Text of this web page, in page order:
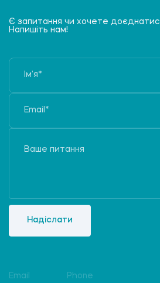
Є запитання чи хочете
Напишіть нам!
Надіслати
Email Phone